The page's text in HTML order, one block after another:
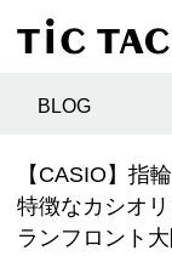
BLOG
【CASIO】指
特徴なカシオ
ランフロント大